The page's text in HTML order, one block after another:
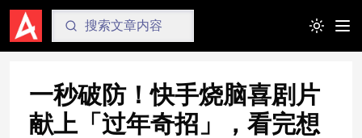
Toggle
一秒破防！快手烧脑喜剧片
献上「过年奇招」，看完想